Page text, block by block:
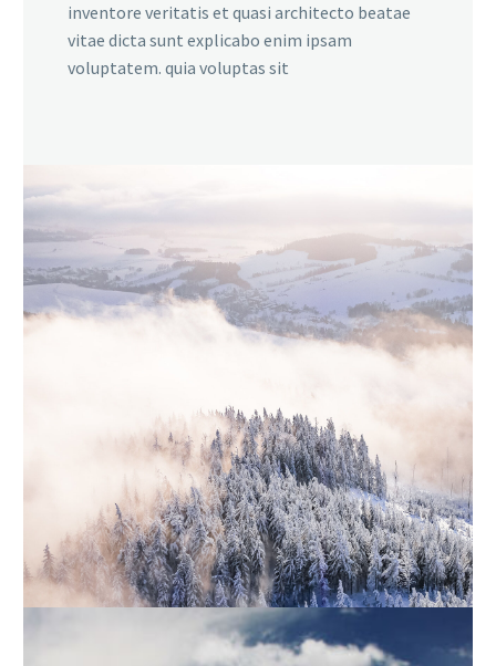
inventore veritatis et quasi architecto beatae
vitae dicta sunt explicabo enim ipsam
voluptatem. quia voluptas sit